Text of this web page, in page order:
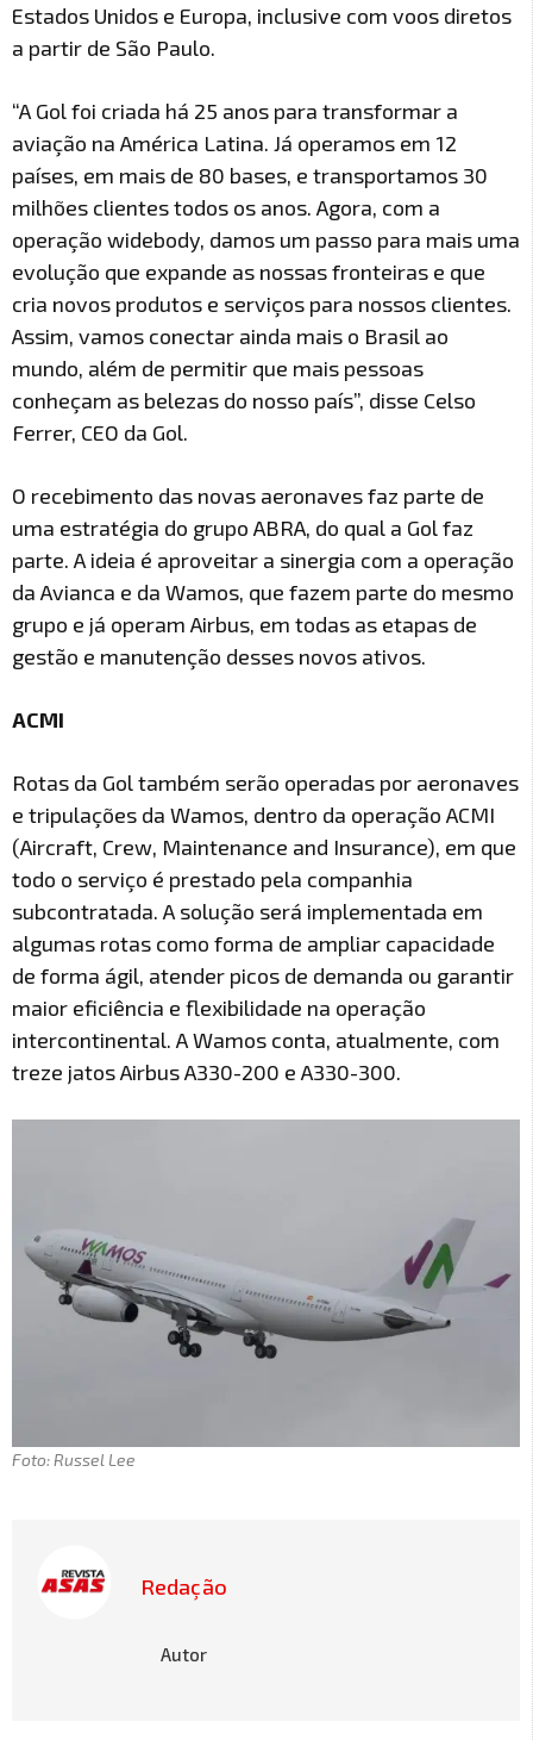
Estados Unidos e Europa, inclusive com voos diretos
a partir de São Paulo.
“A Gol foi criada há 25 anos para transformar a
aviação na América Latina. Já operamos em 12
países, em mais de 80 bases, e transportamos 30
milhões clientes todos os anos. Agora, com a
operação widebody, damos um passo para mais uma
evolução que expande as nossas fronteiras e que
cria novos produtos e serviços para nossos clientes.
Assim, vamos conectar ainda mais o Brasil ao
mundo, além de permitir que mais pessoas
conheçam as belezas do nosso país”, disse Celso
Ferrer, CEO da Gol.
O recebimento das novas aeronaves faz parte de
uma estratégia do grupo ABRA, do qual a Gol faz
parte. A ideia é aproveitar a sinergia com a operação
da Avianca e da Wamos, que fazem parte do mesmo
grupo e já operam Airbus, em todas as etapas de
gestão e manutenção desses novos ativos.
ACMI
Rotas da Gol também serão operadas por aeronaves
e tripulações da Wamos, dentro da operação ACMI
(Aircraft, Crew, Maintenance and Insurance), em que
todo o serviço é prestado pela companhia
subcontratada. A solução será implementada em
algumas rotas como forma de ampliar capacidade
de forma ágil, atender picos de demanda ou garantir
maior eficiência e flexibilidade na operação
intercontinental. A Wamos conta, atualmente, com
treze jatos Airbus A330-200 e A330-300.
Foto: Russel Lee
Redação
Autor